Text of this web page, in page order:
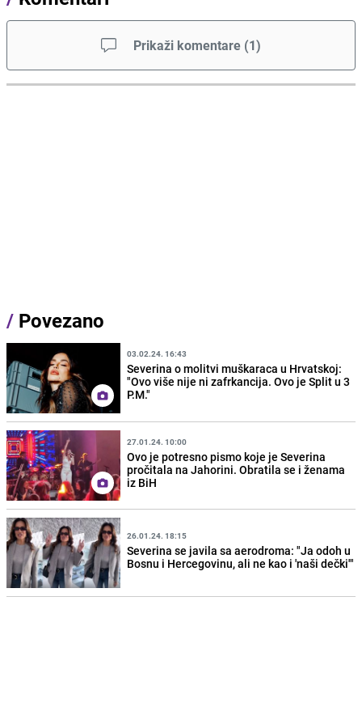
Prikaži komentare (1)
/ Povezano
03.02.24. 16:43
Severina o molitvi muškaraca u Hrvatskoj:
"Ovo više nije ni zafrkancija. Ovo je Split u 3
P.M."
27.01.24. 10:00
Ovo je potresno pismo koje je Severina
pročitala na Jahorini. Obratila se i ženama
iz BiH
26.01.24. 18:15
Severina se javila sa aerodroma: "Ja odoh u
Bosnu i Hercegovinu, ali ne kao i 'naši dečki'"